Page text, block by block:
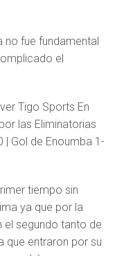
no fue fundamental
el
tiempo sin
ya que por la
segundo tanto de
que entraron por su